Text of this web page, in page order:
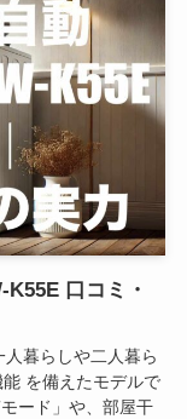
口コミ・
暮らしや二人暮ら
を備えたモデルで
ード」や、部屋干